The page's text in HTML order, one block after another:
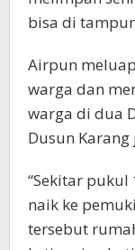
bisa di
Airpun
warga dan
warga di dua
Dusun Karang
“Sekitar pukul
naik ke
tersebut